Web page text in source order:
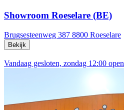
Showroom Roeselare (BE)
Brugsesteenweg 387 8800 Roeselare
Bekijk
Vandaag gesloten, zondag 12:00 open